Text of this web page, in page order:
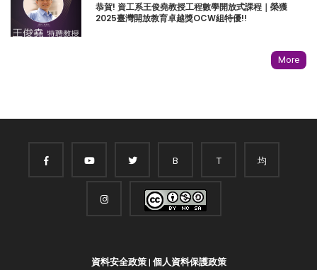
恭賀! 資工系王俊堯教授工程數學開放式課程｜榮獲
2025臺灣開放教育卓越獎OCW組特優!!
More
B T 均
資料安全政策| 個人資料保護政策